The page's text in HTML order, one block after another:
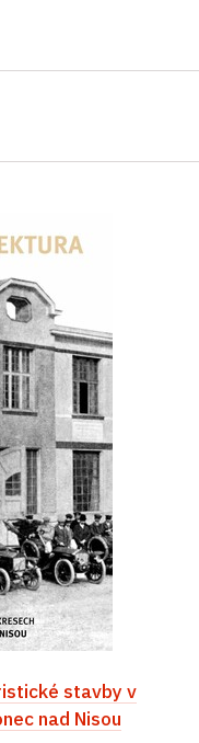
stavby v
nad Nisou